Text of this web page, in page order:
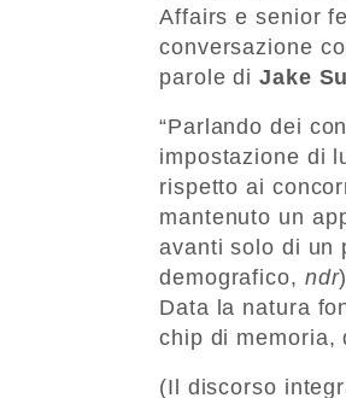
Affairs e senior
conversazione
parole diJake
“Parlando dei
impostazione di
rispetto ai
mantenuto un
avanti solo di un
demografico, ndr
Data la natura
chip di memoria,
(Il discorso